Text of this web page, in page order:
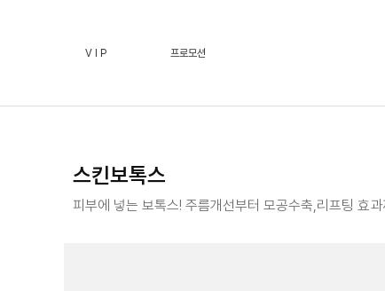
V I P 프로모션
스킨보톡스
피부에 넣는 보톡스! 주름개선부터 모공수축,리프팅 효과